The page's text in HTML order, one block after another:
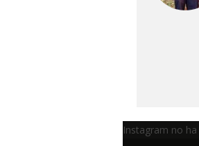
Instagram no